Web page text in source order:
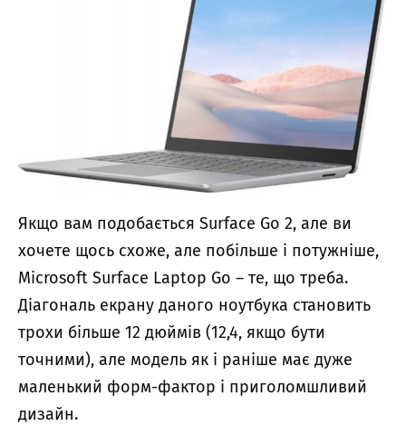
Якщо вам подобається Surface Go 2, але ви
хочете щось схоже, але побільше і потужніше,
Microsoft Surface Laptop Go – те, що треба.
Діагональ екрану даного ноутбука становить
трохи більше 12 дюймів (12,4, якщо бути
точними), але модель як і раніше має дуже
маленький форм-фактор і приголомшливий
дизайн.